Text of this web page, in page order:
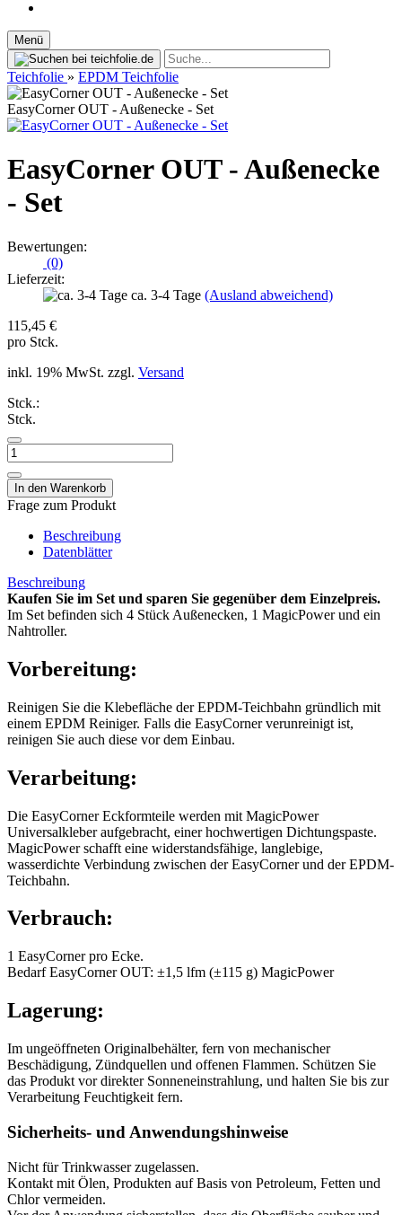
Menü
Teichfolie » EPDM Teichfolie
EasyCorner OUT - Außenecke - Set
EasyCorner OUT - Außenecke
- Set
Bewertungen:
(0)
Lieferzeit:
ca. 3-4 Tage (Ausland abweichend)
115,45 €
pro Stck.
inkl. 19% MwSt. zzgl. Versand
Stck.:
Stck.
Frage zum Produkt
Beschreibung
Datenblätter
Beschreibung
Kaufen Sie im Set und sparen Sie gegenüber dem Einzelpreis.
Im Set befinden sich 4 Stück Außenecken, 1 MagicPower und ein
Nahtroller.
Vorbereitung:
Reinigen Sie die Klebefläche der EPDM-Teichbahn gründlich mit
einem EPDM Reiniger. Falls die EasyCorner verunreinigt ist,
reinigen Sie auch diese vor dem Einbau.
Verarbeitung:
Die EasyCorner Eckformteile werden mit MagicPower
Universalkleber aufgebracht, einer hochwertigen Dichtungspaste.
MagicPower schafft eine widerstandsfähige, langlebige,
wasserdichte Verbindung zwischen der EasyCorner und der EPDM-
Teichbahn.
Verbrauch:
1 EasyCorner pro Ecke.
Bedarf EasyCorner OUT: ±1,5 lfm (±115 g) MagicPower
Lagerung:
Im ungeöffneten Originalbehälter, fern von mechanischer
Beschädigung, Zündquellen und offenen Flammen. Schützen Sie
das Produkt vor direkter Sonneneinstrahlung, und halten Sie bis zur
Verarbeitung Feuchtigkeit fern.
Sicherheits- und Anwendungshinweise
Nicht für Trinkwasser zugelassen.
Kontakt mit Ölen, Produkten auf Basis von Petroleum, Fetten und
Chlor vermeiden.